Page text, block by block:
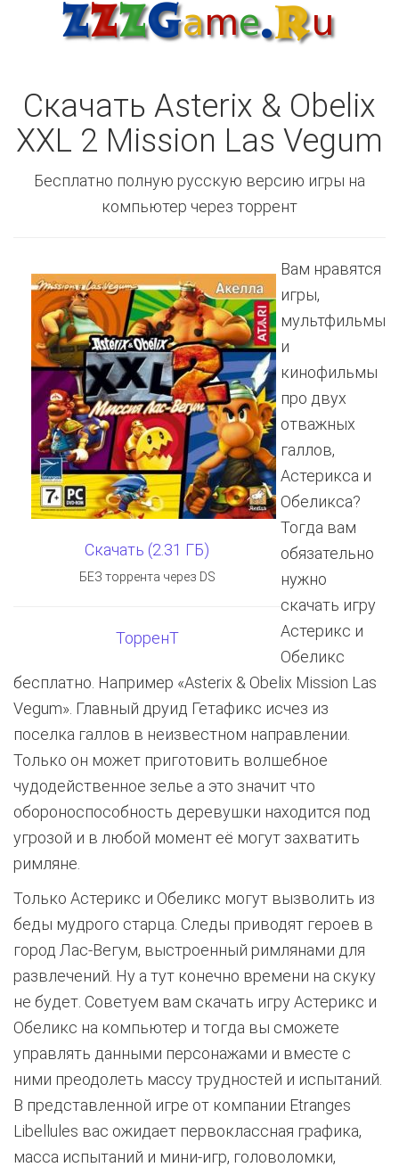
Скачать Asterix & Obelix
XXL 2 Mission Las Vegum
Бесплатно полную русскую версию игры на
компьютер через торрент
Скачать (2.31 ГБ)
БЕЗ торрента через DS
ТорренТ
Вам нравятся
игры,
мультфильмы
и
кинофильмы
про двух
отважных
галлов,
Астерикса и
Обеликса?
Тогда вам
обязательно
нужно
скачать игру
Астерикс и
Обеликс
бесплатно. Например «Asterix & Obelix Mission Las
Vegum». Главный друид Гетафикс исчез из
поселка галлов в неизвестном направлении.
Только он может приготовить волшебное
чудодейственное зелье а это значит что
обороноспособность деревушки находится под
угрозой и в любой момент её могут захватить
римляне.
Только Астерикс и Обеликс могут вызволить из
беды мудрого старца. Следы приводят героев в
город Лас-Вегум, выстроенный римлянами для
развлечений. Ну а тут конечно времени на скуку
не будет. Советуем вам скачать игру Астерикс и
Обеликс на компьютер и тогда вы сможете
управлять данными персонажами и вместе с
ними преодолеть массу трудностей и испытаний.
В представленной игре от компании Etranges
Libellules вас ожидает первоклассная графика,
масса испытаний и мини-игр, головоломки,